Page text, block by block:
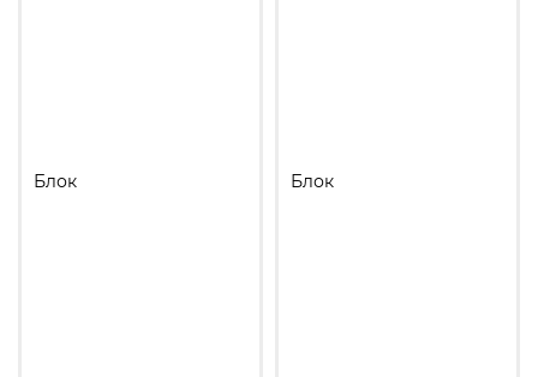
Блок Блок